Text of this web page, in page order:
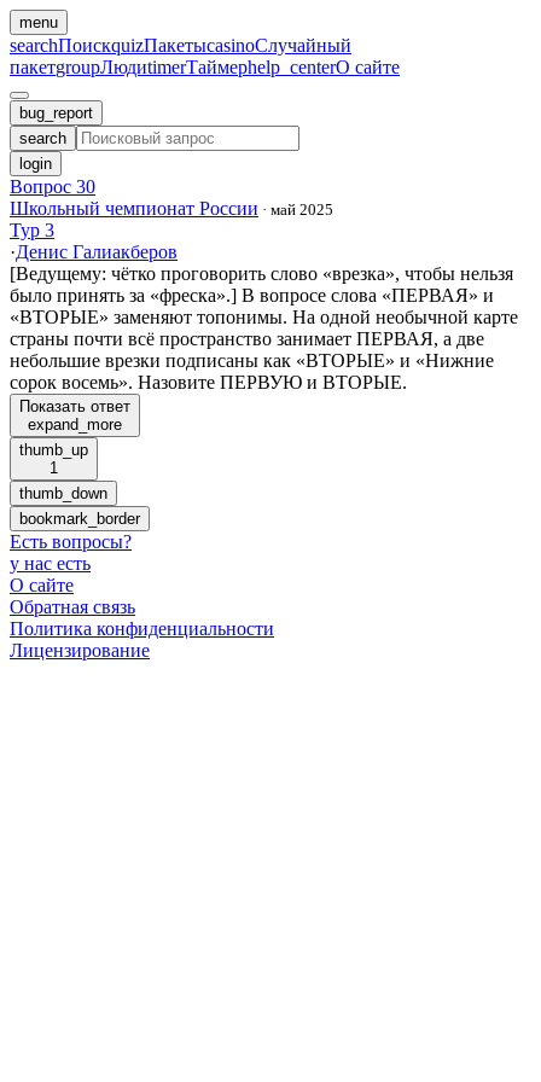
menu
searchПоискquizПакетыcasinoСлучайный
пакетgroupЛюдиtimerТаймерhelp_centerО сайте
bug_report
search
login
Вопрос 30
Школьный чемпионат России · май 2025
Тур 3
·Денис Галиакберов
[Ведущему: чётко проговорить слово «врезка», чтобы нельзя
было принять за «фреска».] В вопросе слова «ПЕРВАЯ» и
«ВТОРЫЕ» заменяют топонимы. На одной необычной карте
страны почти всё пространство занимает ПЕРВАЯ, а две
небольшие врезки подписаны как «ВТОРЫЕ» и «Нижние
сорок восемь». Назовите ПЕРВУЮ и ВТОРЫЕ.
Показать ответ
expand_more
thumb_up
1
thumb_down
bookmark_border
Есть вопросы?
у нас есть
О сайте
Обратная связь
Политика конфиденциальности
Лицензирование